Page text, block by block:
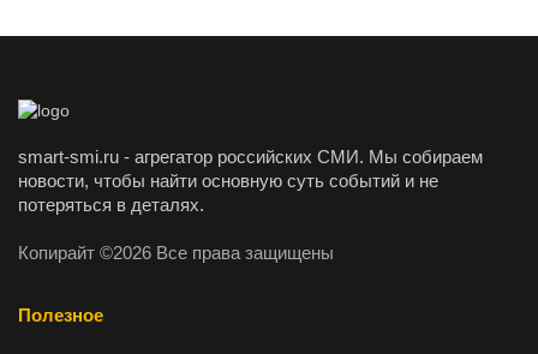
smart-smi.ru - агрегатор российских СМИ. Мы собираем
новости, чтобы найти основную суть событий и не
потеряться в деталях.
Копирайт ©2026 Все права защищены
Полезное